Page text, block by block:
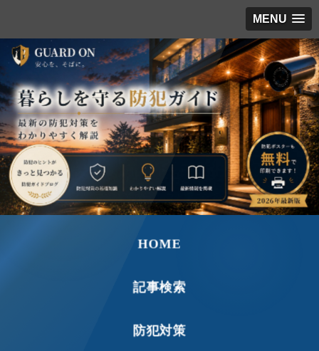
MENU
HOME
記事検索
防犯対策